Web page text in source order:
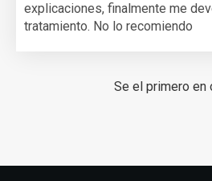
explicaciones, finalmente me
tratamiento. No lo recomiendo
Se el primero en